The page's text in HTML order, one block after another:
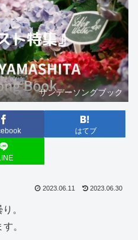
サンデーソングブック
はてブ
2023.06.11 2023.06.30
。
。